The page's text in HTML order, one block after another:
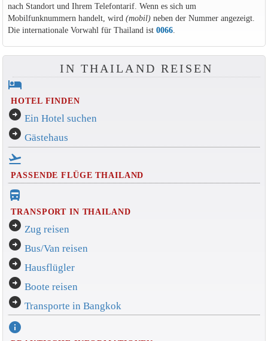
nach Standort und Ihrem Telefontarif. Wenn es sich um
Mobilfunknummern handelt, wird (mobil)neben der Nummer angezeigt.
Die internationale Vorwahl für Thailand ist 0066.
IN THAILAND REISEN
hotel
HOTEL FINDEN
arrow_circle_right Ein Hotel suchen
arrow_circle_right Gästehaus
flight_takeoff
PASSENDE FLÜGE THAILAND
directions_bus_filled
TRANSPORT IN THAILAND
arrow_circle_right Zug reisen
arrow_circle_right Bus/Van reisen
arrow_circle_right Hausflügler
arrow_circle_right Boote reisen
arrow_circle_right Transporte in Bangkok
info